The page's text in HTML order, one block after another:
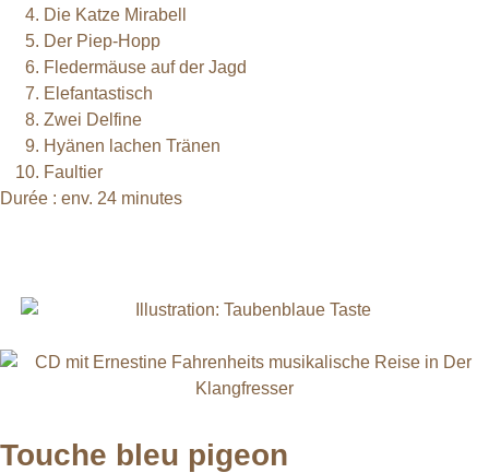
Die Katze Mirabell
Der Piep-Hopp
Fledermäuse auf der Jagd
Elefantastisch
Zwei Delfine
Hyänen lachen Tränen
Faultier
Durée : env. 24 minutes
Touche bleu pigeon